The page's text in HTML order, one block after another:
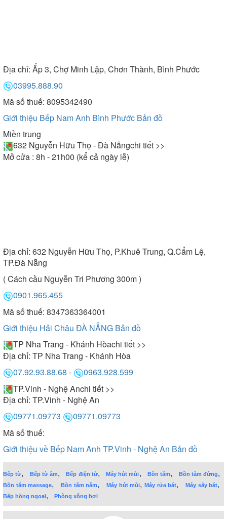
Địa chỉ: Ấp 3, Chợ Minh Lập, Chơn Thành, Bình Phước
03995.888.90
Mã số thuế: 8095342490
Giới thiệu Bếp Nam Anh Bình Phước Bản đồ
Miền trung
632 Nguyễn Hữu Thọ - Đà Nẵngchi tiết >>
Mở cửa : 8h - 21h00 (kể cả ngày lễ)
Địa chỉ: 632 Nguyễn Hữu Thọ, P.Khuê Trung, Q.Cẩm Lệ,
TP.Đà Nẵng
( Cách cầu Nguyễn Tri Phương 300m )
0901.965.455
Mã số thuế: 8347363364001
Giới thiệu Hải Châu ĐÀ NẴNG Bản đồ
TP Nha Trang - Khánh Hòachi tiết >>
Địa chỉ: TP Nha Trang - Khánh Hòa
07.92.93.88.68 -
0963.928.599
TP.Vinh - Nghệ Anchi tiết >>
Địa chỉ: TP.Vinh - Nghệ An
09771.09773
09771.09773
Mã số thuế:
Giới thiệu về Bếp Nam Anh TP.Vinh - Nghệ An Bản đồ
Bếp từ, Bếp từ âm,Bếp điện từ,Máy hút mùi, Bồn tắm, Bồn tắm đứng,
Bồn tắm massage,Bồn tắm nằm,Máy hút mùi,Máy rửa bát,Máy sấy bát,
Bếp hồng ngoại, Phòng xông hơi